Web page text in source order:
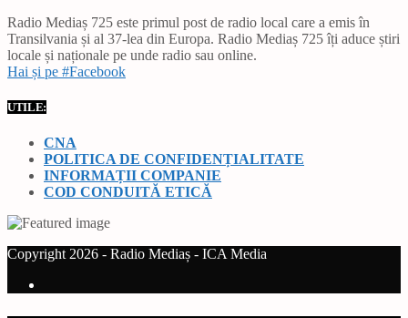
Radio Mediaș 725 este primul post de radio local care a emis în
Transilvania și al 37-lea din Europa. Radio Mediaș 725 îți aduce știri
locale și naționale pe unde radio sau online.
Hai și pe #Facebook
UTILE:
CNA
POLITICA DE CONFIDENȚIALITATE
INFORMAȚII COMPANIE
COD CONDUITĂ ETICĂ
Copyright 2026 - Radio Mediaș - ICA Media